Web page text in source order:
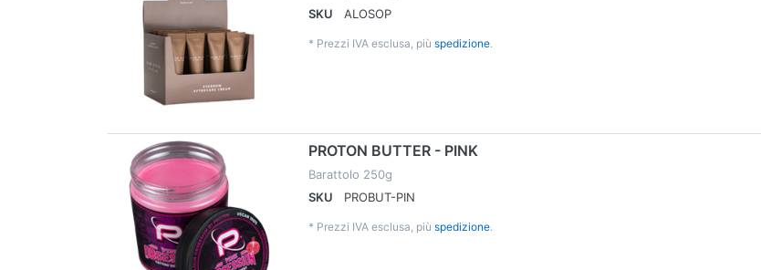
SKU
ALOSOP
* Prezzi IVA esclusa, più spedizione.
PROTON BUTTER - PINK
Barattolo 250g
SKU
PROBUT-PIN
* Prezzi IVA esclusa, più spedizione.